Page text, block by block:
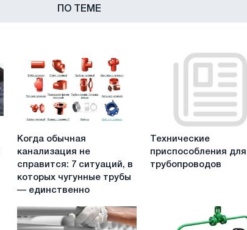
ПО ТЕМЕ
обычная
канализация
справится:
ситуаций,
в
Когда обычная
канализация не
справится: 7 ситуаций, в
которых чугунные трубы
— единственно
для
трубопроводов
Технические
приспособления для
трубопроводов